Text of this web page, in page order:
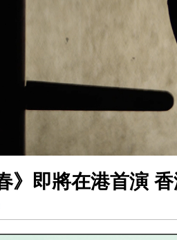
》即將在港首演